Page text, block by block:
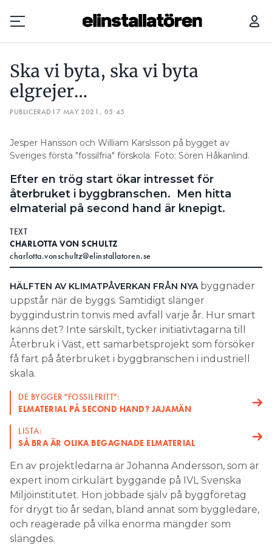
Prenumerera
Hantera prenumeration
Lediga jobb
Annonsera
Läs E-tidningen
Om tidningen
Kontakt
Personuppgifter
Search for:
SEARCH
Ska vi byta, ska vi byta
elgrejer…
PUBLICERAD 17 MAY 2021, 05:45
Jesper Hansson och William Karslsson på bygget av
Sveriges första "fossilfria" förskola. Foto: Sören Håkanlind.
Efter en trög start ökar intresset för
återbruket i byggbranschen. Men hitta
elmaterial på second hand är knepigt.
TEXT
CHARLOTTA VON SCHULTZ
charlotta.vonschultz@elinstallatoren.se
HÄLFTEN AV KLIMATPÅVERKAN FRÅN NYA byggnader
uppstår när de byggs. Samtidigt slänger
byggindustrin tonvis med avfall varje år. Hur smart
känns det? Inte särskilt, tycker initiativtagarna till
Återbruk i Väst, ett samarbetsprojekt som försöker
få fart på återbruket i byggbranschen i industriell
skala.
DE BYGGER "FOSSILFRITT":
ELMATERIAL PÅ SECOND HAND? JAJAMÄN
LISTA:
SÅ BRA ÄR OLIKA BEGAGNADE ELMATERIAL
En av projektledarna är Johanna Andersson, som är
expert inom cirkulärt byggande på IVL Svenska
Miljöinstitutet. Hon jobbade själv på byggföretag
för drygt tio år sedan, bland annat som byggledare,
och reagerade på vilka enorma mängder som
slängdes.
SKA VI BYTA, SKA VI BYTA ELGREJER…